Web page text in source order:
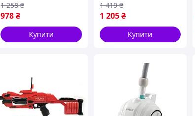
978₴
1 258 ₴
Купити
1 205 ₴
1 419 ₴
Купити